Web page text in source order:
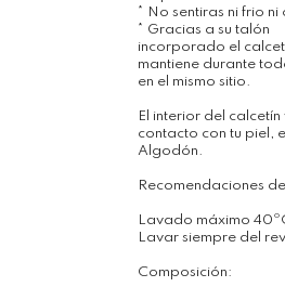
* No sentiras ni frio ni
* Gracias a su talón
incorporado el
mantiene durante
en el mismo sitio.
El interior del calcetín
contacto con tu piel,
Algodón.
Recomendaciones
Lavado máximo
Lavar siempre del
Composición: